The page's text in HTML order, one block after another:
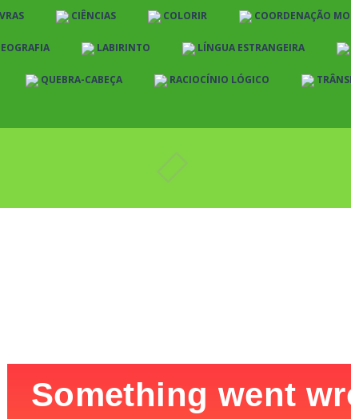
CIÊNCIAS COLORIR COORDENAÇÃO
LABIRINTO LÍNGUA ESTRANGEIRA
QUEBRA-CABEÇA RACIOCÍNIO LÓGICO